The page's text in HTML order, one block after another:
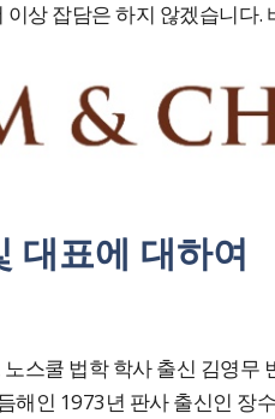
이상 잡담은 하지 않겠습니다.
대표에 대하여
스쿨 법학 학사 출신 김영무
해인 1973년 판사 출신인 장